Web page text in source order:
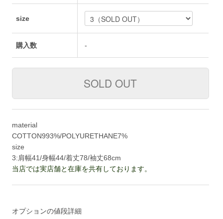
size
購入数 -
material
COTTON993%/POLYURETHANE7%
size
3:肩幅41/身幅44/着丈78/袖丈68cm
当店では実店舗と在庫を共有しております。
オプションの値段詳細